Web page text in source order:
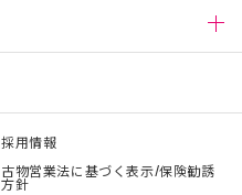
採用情報
古物営業法に基づく表示/保険勧誘
方針